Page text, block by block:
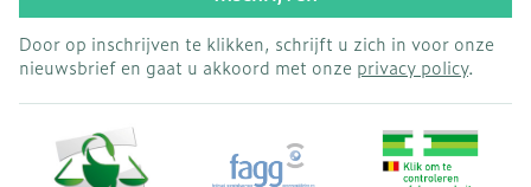
Door op inschrijven te klikken, schrijft u zich in voor onze
nieuwsbrief en gaat u akkoord met onze privacy policy.